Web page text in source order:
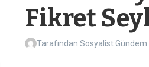
Fikret
Tarafından Sosyalist Gündem